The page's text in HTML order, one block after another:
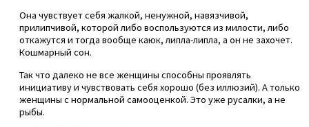
Она чувствует себя жалкой, ненужной, навязчивой,
прилипчивой, которой либо воспользуются из милости, либо
откажутся и тогда вообще каюк, липла-липла, а он не захочет.
Кошмарный сон.
Так что далеко не все женщины способны проявлять
инициативу и чувствовать себя хорошо (без иллюзий). А только
женщины с нормальной самооценкой. Это уже русалки, а не
рыбы.